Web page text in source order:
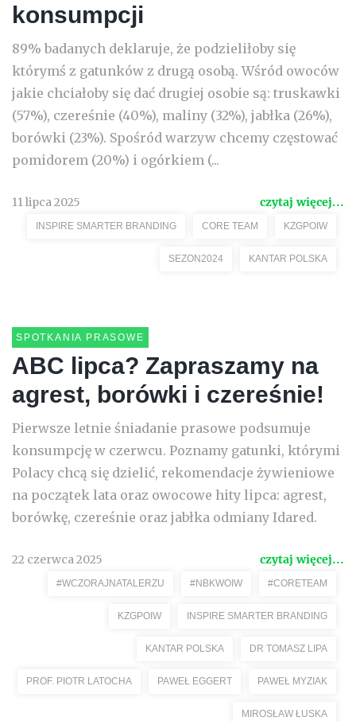
konsumpcji
89% badanych deklaruje, że podzieliłoby się
którymś z gatunków z drugą osobą. Wśród owoców
jakie chciałoby się dać drugiej osobie są: truskawki
(57%), czereśnie (40%), maliny (32%), jabłka (26%),
borówki (23%). Spośród warzyw chcemy częstować
pomidorem (20%) i ogórkiem (...
11 lipca 2025 czytaj więcej...
INSPIRE SMARTER BRANDING CORE TEAM KZGPOIW
SEZON2024 KANTAR POLSKA
SPOTKANIA PRASOWE
ABC lipca? Zapraszamy na
agrest, borówki i czereśnie!
Pierwsze letnie śniadanie prasowe podsumuje
konsumpcję w czerwcu. Poznamy gatunki, którymi
Polacy chcą się dzielić, rekomendacje żywieniowe
na początek lata oraz owocowe hity lipca: agrest,
borówkę, czereśnie oraz jabłka odmiany Idared.
22 czerwca 2025 czytaj więcej...
#WCZORAJNATALERZU #NBKWOIW #CORETEAM
KZGPOIW INSPIRE SMARTER BRANDING
KANTAR POLSKA DR TOMASZ LIPA
PROF. PIOTR LATOCHA PAWEŁ EGGERT PAWEŁ MYZIAK
MIROSŁAW ŁUSKA